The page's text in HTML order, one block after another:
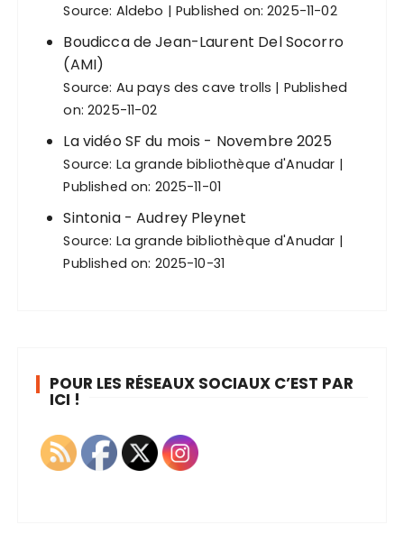
Source: Aldebo Published on: 2025-11-02
Boudicca de Jean-Laurent Del Socorro
(AMI)
Source: Au pays des cave trolls
Published
on: 2025-11-02
La vidéo SF du mois - Novembre 2025
Source: La grande bibliothèque d'Anudar
Published on: 2025-11-01
Sintonia - Audrey Pleynet
Source: La grande bibliothèque d'Anudar
Published on: 2025-10-31
POUR LES RÉSEAUX SOCIAUX C’EST PAR
ICI !